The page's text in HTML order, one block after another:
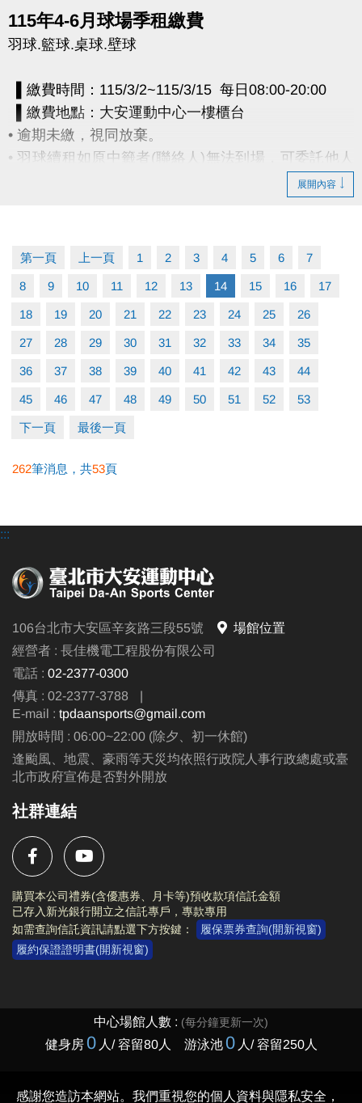
115年4-6月球場季租繳費
羽球.籃球.桌球.壁球
▌繳費時間：115/3/2~115/3/15 每日08:00-20:00
▌繳費地點：大安運動中心一樓櫃台
• 逾期未繳，視同放棄。
• 羽球續租如原中籤者(聯絡人)無法到場，可委託他人
持原中籤者(聯絡人)證件(身分證或健保卡)正本辦理。
展開內容
第一頁 上一頁 1 2 3 4 5 6 7
8 9 10 11 12 13 14 15 16 17
18 19 20 21 22 23 24 25 26
27 28 29 30 31 32 33 34 35
36 37 38 39 40 41 42 43 44
45 46 47 48 49 50 51 52 53
下一頁 最後一頁
262筆消息，共53頁
:::
106台北市大安區辛亥路三段55號
場館位置
經營者 : 長佳機電工程股份有限公司
電話 : 02-2377-0300
傳真 : 02-2377-3788
|
E-mail : tpdaansports@gmail.com
開放時間 : 06:00~22:00 (除夕、初一休館)
逢颱風、地震、豪雨等天災均依照行政院人事行政總處或臺
北市政府宣佈是否對外開放
社群連結
購買本公司禮券(含優惠券、月卡等)預收款項信託金額
已存入新光銀行開立之信託專戶，專款專用
如需查詢信託資訊請點選下方按鍵：
履保票券查詢(開新視窗)
履約保證證明書(開新視窗)